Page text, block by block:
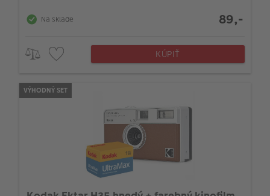
Na sklade 89,-
KÚPIŤ
VÝHODNÝ SET